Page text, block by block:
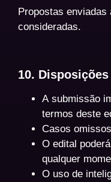
Propostas
consideradas.
10.
A submissão
termos deste
Casos
O edital
qualquer
O uso de